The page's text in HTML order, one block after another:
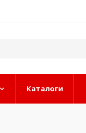
Каталоги